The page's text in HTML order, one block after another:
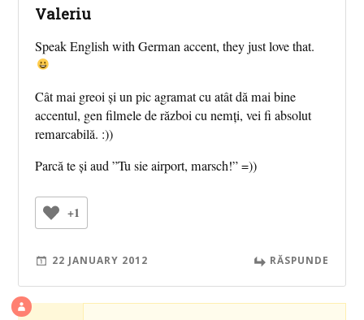
Valeriu
Speak English with German accent, they just love that.
Cât mai greoi și un pic agramat cu atât dă mai bine
accentul, gen filmele de război cu nemți, vei fi absolut
remarcabilă. :))
Parcă te și aud ”Tu sie airport, marsch!” =))
+1
22 JANUARY 2012 RĂSPUNDE